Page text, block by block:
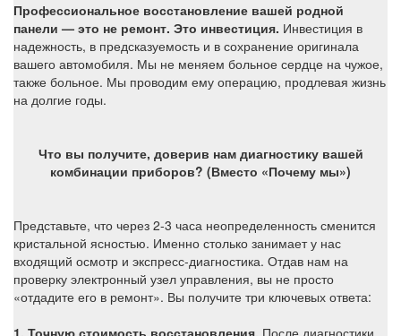
Профессиональное восстановление вашей родной
панели — это не ремонт. Это инвестиция. Инвестиция в
надежность, в предсказуемость и в сохранение оригинала
вашего автомобиля. Мы не меняем больное сердце на чужое,
также больное. Мы проводим ему операцию, продлевая жизнь
на долгие годы.
Что вы получите, доверив нам диагностику вашей
комбинации приборов? (Вместо «Почему мы»)
Представьте, что через 2-3 часа неопределенность сменится
кристальной ясностью. Именно столько занимает у нас
входящий осмотр и экспресс-диагностика. Отдав нам на
проверку электронный узел управления, вы не просто
«отдадите его в ремонт». Вы получите три ключевых ответа: